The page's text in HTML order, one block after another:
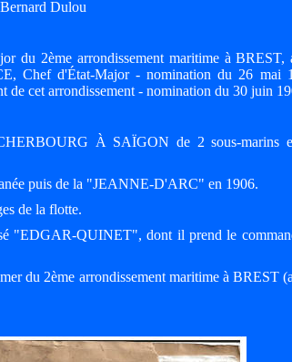
Dulou
du 2ème arrondissement maritime à BREST,
Chef d'État-Major - nomination du 26 mai
de cet arrondissement - nomination du 30 juin
À SAÏGON de 2 sous-marins
puis de la "JEANNE-D'ARC" en 1906.
de la flotte.
"EDGAR-QUINET", dont il prend le
du 2ème arrondissement maritime à BREST